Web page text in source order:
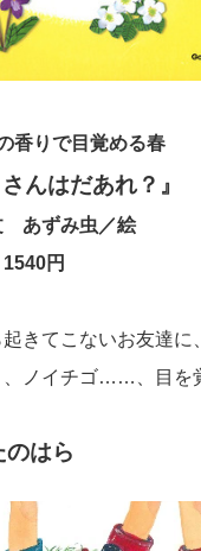
香りで目覚める春
んはだあれ？』
あずみ虫／絵
円
きてこないお友達に
、ノイチゴ……、目を
のはら